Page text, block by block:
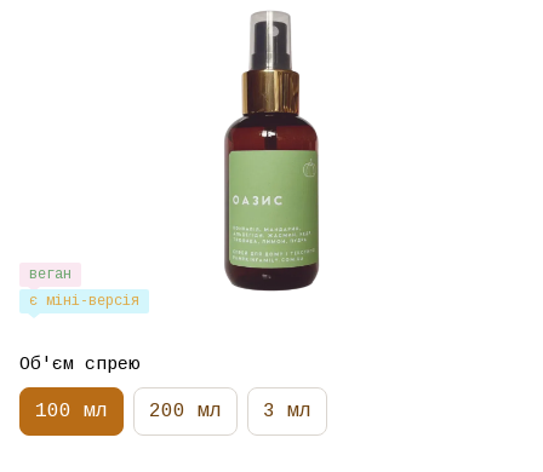
веган
є міні-версія
Об'єм спрею
100 мл 200 мл 3 мл